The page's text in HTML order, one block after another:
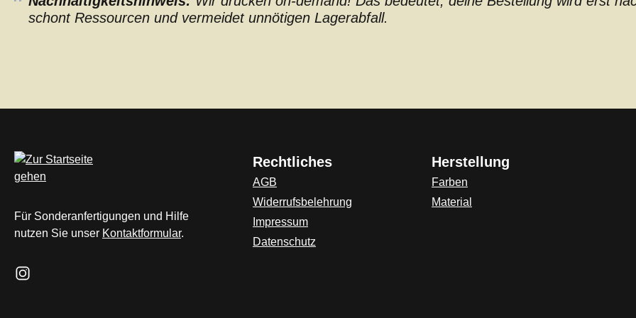
schont Ressourcen und vermeidet unnötigen Lagerabfall.
Für Sonderanfertigungen und Hilfe
nutzen Sie unser Kontaktformular.
Schau auf Instagram vorbei – öffnet in neuem Tab (externer Link)
Rechtliches
AGB
Widerrufsbelehrung
Impressum
Datenschutz
Herstellung
Farben
Material